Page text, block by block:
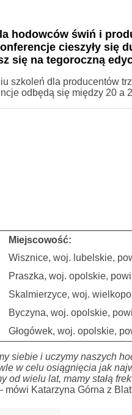
hodowców świń i
cieszyły się
się na tegoroczną
szkoleń dla producentów
odbędą się między 20 a
Miejscowość:
Wisznice, woj. lubelskie,
Praszka, woj. opolskie,
Skalmierzyce, woj.
Byczyna, woj. opolskie,
Głogówek, woj. opolskie,
siebie i uczymy naszych
w celu osiągnięcia jak
od wielu lat, mamy stałą
mówi Katarzyna Górna z